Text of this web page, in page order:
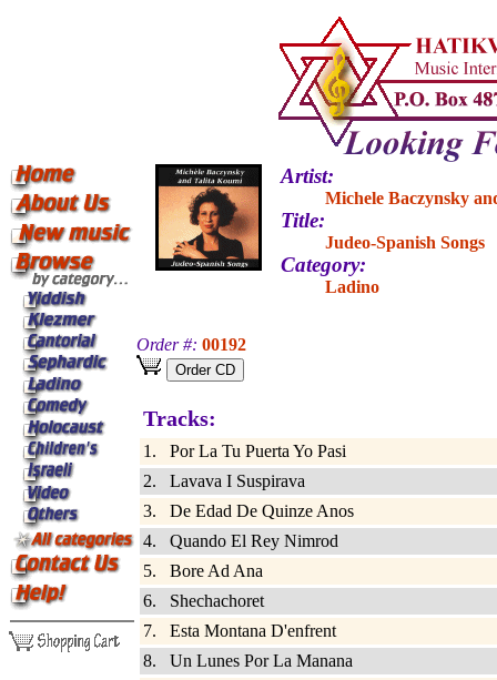
Artist:
Michele Baczynsky
Title:
Judeo-Spanish Songs
Category:
Ladino
Order #: 00192
Tracks:
1. Por La Tu Puerta Yo Pasi
2. Lavava I Suspirava
3. De Edad De Quinze Anos
4. Quando El Rey Nimrod
5. Bore Ad Ana
6. Shechachoret
7. Esta Montana D'enfrent
8. Un Lunes Por La Manana